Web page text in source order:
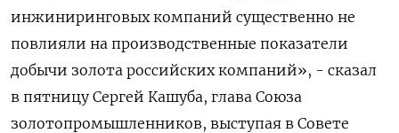
инжиниринговых компаний существенно не
повлияли на производственные показатели
добычи золота российских компаний», - сказал
в пятницу Сергей Кашуба, глава Союза
золотопромышленников, выступая в Совете